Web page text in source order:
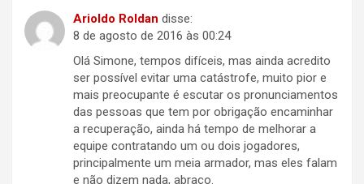
Arioldo Roldan disse:
8 de agosto de 2016 às 00:24
Olá Simone, tempos difíceis, mas ainda acredito
ser possível evitar uma catástrofe, muito pior e
mais preocupante é escutar os pronunciamentos
das pessoas que tem por obrigação encaminhar
a recuperação, ainda há tempo de melhorar a
equipe contratando um ou dois jogadores,
principalmente um meia armador, mas eles falam
e não dizem nada, abraço.